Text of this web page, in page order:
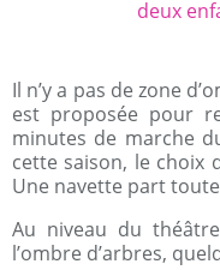
Il n’y a pas de zone
est proposée pour
minutes de marche
cette saison, le choix
Une navette part
Au niveau du
l’ombre d’arbres,